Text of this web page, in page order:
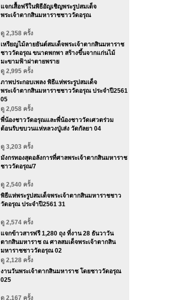
แจกเสื้อฟรีในพิธีอัญเชิญพระรูปสมเด็จ
พระเจ้าตากสินมหาราชชาววัดอรุณ
ดู 2,358 ครั้ง
เหรียญไม้ลายยันต์สมเด็จพระเจ้าตากสินมหาราช
ชาววัดอรุณ ขนาดพกพา สร้างขึ้นจากแก่นไม้
มะขามฟ้าผ่าตายพราย
ดู 2,995 ครั้ง
ภาพประกอบเพลง พิธีแห่พระรูปสมเด็จ
พระเจ้าตากสินมหาราชชาววัดอรุณ ประจำปี2561
05
ดู 2,058 ครั้ง
พี่น้องชาววัดอรุณและพี่น้องชาววัดเศวตร่วม
ต้อนรับขบวนแห่หลวงปู่เส่ง วัดกัลยา 04
ดู 3,203 ครั้ง
มังกรทองสุดอลังการที่ศาลพระเจ้าตากสินมหาราช
ชาววัดอรุณ/7
ดู 2,540 ครั้ง
พิธีแห่พระรูปสมเด็จพระเจ้าตากสินมหาราชชาว
วัดอรุณ ประจำปี2561 31
ดู 2,574 ครั้ง
แจกข้าวสารฟรี 1,280 ถุง ที่งาน 28 ธันวาวัน
ตากสินมหาราช ณ ศาลสมเด็จพระเจ้าตากสิน
มหาราชชาววัดอรุณ 02
ดู 2,128 ครั้ง
งานวันพระเจ้าตากสินมหาราช โดยชาววัดอรุณ
025
ดู 2,167 ครั้ง